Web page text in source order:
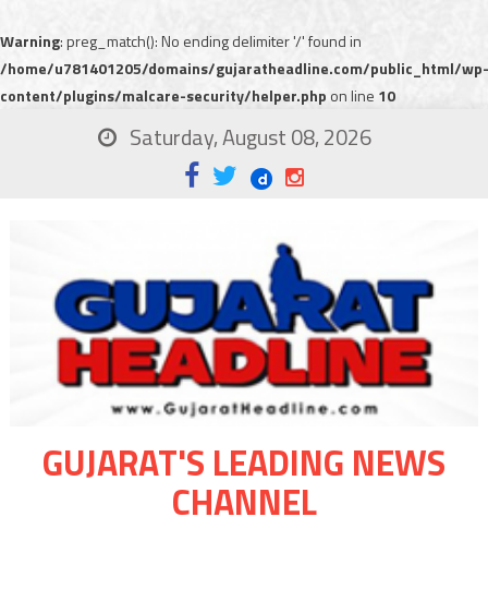
Warning: preg_match(): No ending delimiter '/' found in
/home/u781401205/domains/gujaratheadline.com/public_html/wp-
content/plugins/malcare-security/helper.php on line 10
Saturday, August 08, 2026
GUJARAT'S LEADING NEWS
CHANNEL